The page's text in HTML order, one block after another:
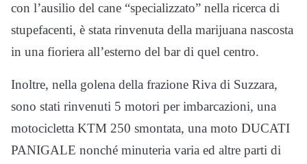
con l’ausilio del cane “specializzato” nella ricerca di
stupefacenti, è stata rinvenuta della marijuana nascosta
in una fioriera all’esterno del bar di quel centro.
Inoltre, nella golena della frazione Riva di Suzzara,
sono stati rinvenuti 5 motori per imbarcazioni, una
motocicletta KTM 250 smontata, una moto DUCATI
PANIGALE nonché minuteria varia ed altre parti di